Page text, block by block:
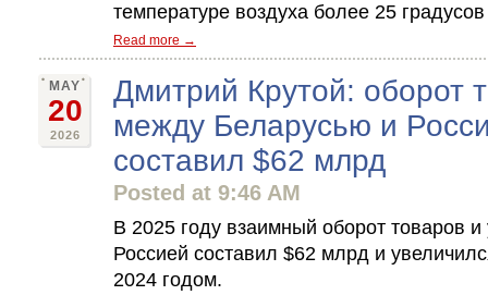
температуре воздуха более 25
Read more →
MAY
20
2026
Дмитрий Крутой: оборот
между Беларусью и
составил $62 млрд
Posted at 9:46 AM
В 2025 году взаимный оборот товаров
Россией составил $62 млрд и
2024 годом.